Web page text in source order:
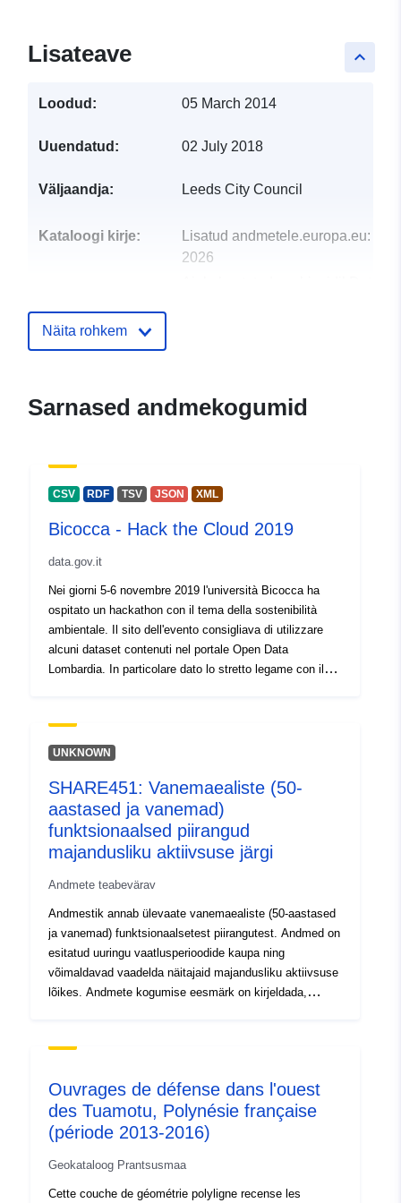
keyboard_arrow_up
Lisateave
Loodud: 05 March 2014
Uuendatud: 02 July 2018
Väljaandja: Leeds City Council
Kataloogi kirje: Lisatud andmetele.europa.eu:
2026
uriRef:
Näita rohkem
Sarnased andmekogumid
CSV RDF TSV JSON XML
Bicocca - Hack the Cloud 2019
data.gov.it
Nei giorni 5-6 novembre 2019 l'università Bicocca ha
ospitato un hackathon con il tema della sostenibilità
ambientale. Il sito dell'evento consigliava di utilizzare
alcuni dataset contenuti nel portale Open Data
Lombardia. In particolare dato lo stretto legame con il
Il dataset contiene la rilevazione delle statistiche sul
numero di visualizzazioni e di download dei dataset del
UNKNOWN
SHARE451: Vanemaealiste (50-
aastased ja vanemad)
funktsionaalsed piirangud
majandusliku aktiivsuse järgi
Andmete teabevärav
Andmestik annab ülevaate vanemaealiste (50-aastased
ja vanemad) funktsionaalsetest piirangutest. Andmed on
esitatud uuringu vaatlusperioodide kaupa ning
võimaldavad vaadelda näitajaid majandusliku aktiivsuse
lõikes. Andmete kogumise eesmärk on kirjeldada,
aktiivsena vananemise ja töövõimega seotud poliitikaid.
uuring (SHARE); Tallinna Ülikool
Ouvrages de défense dans l'ouest
des Tuamotu, Polynésie française
(période 2013-2016)
Geokataloog Prantsusmaa
Cette couche de géométrie polyligne recense les